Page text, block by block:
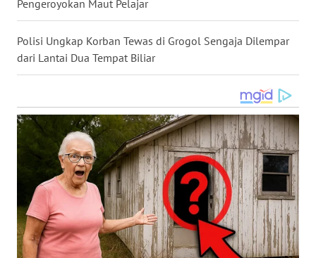
Pengeroyokan Maut Pelajar
Polisi Ungkap Korban Tewas di Grogol Sengaja Dilempar
dari Lantai Dua Tempat Biliar
WN
JATIM
WN
BALI
WN
KALBAR
WN
KALTENG
WN
KALTARA